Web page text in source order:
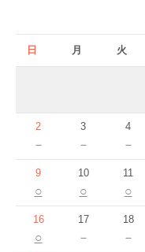
日 月 火
2
－
3
－
4
－
9
○
10
○
11
○
16
○
17
－
18
－